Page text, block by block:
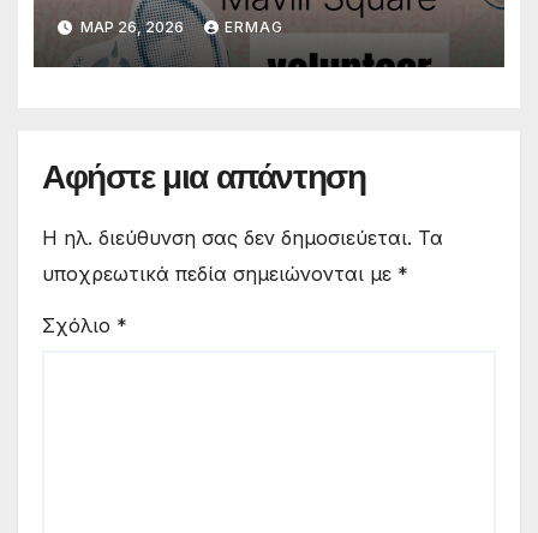
ΜΑΡ 26, 2026 ERMAG
Αφήστε μια απάντηση
Η ηλ. διεύθυνση σας δεν δημοσιεύεται. Τα
υποχρεωτικά πεδία σημειώνονται με *
Σχόλιο *